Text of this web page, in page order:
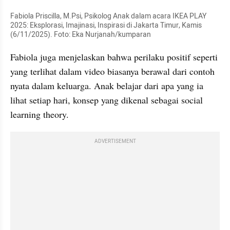
Fabiola Priscilla, M.Psi, Psikolog Anak dalam acara IKEA PLAY
2025: Eksplorasi, Imajinasi, Inspirasi di Jakarta Timur, Kamis
(6/11/2025). Foto: Eka Nurjanah/kumparan
Fabiola juga menjelaskan bahwa perilaku positif seperti
yang terlihat dalam video biasanya berawal dari contoh
nyata dalam keluarga. Anak belajar dari apa yang ia
lihat setiap hari, konsep yang dikenal sebagai social
learning theory.
ADVERTISEMENT